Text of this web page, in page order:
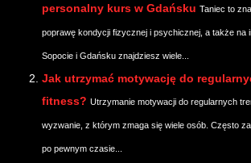
personalny kurs w Gdańsku Taniec to
poprawę kondycji fizycznej i psychicznej, a także na
Sopocie i Gdańsku znajdziesz wiele...
Jak utrzymać motywację do
fitness? Utrzymanie motywacji do regularnych
wyzwanie, z którym zmaga się wiele osób. Często
po pewnym czasie...